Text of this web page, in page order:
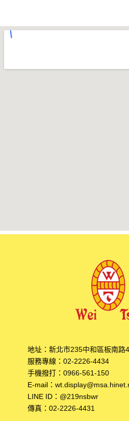
地址： 新北市235中和區板南路
服務專線： 02-2226-4434
手機撥打： 0966-561-150
E-mail：
LINE ID： @219nsbwr
傳真： 02-2226-4431